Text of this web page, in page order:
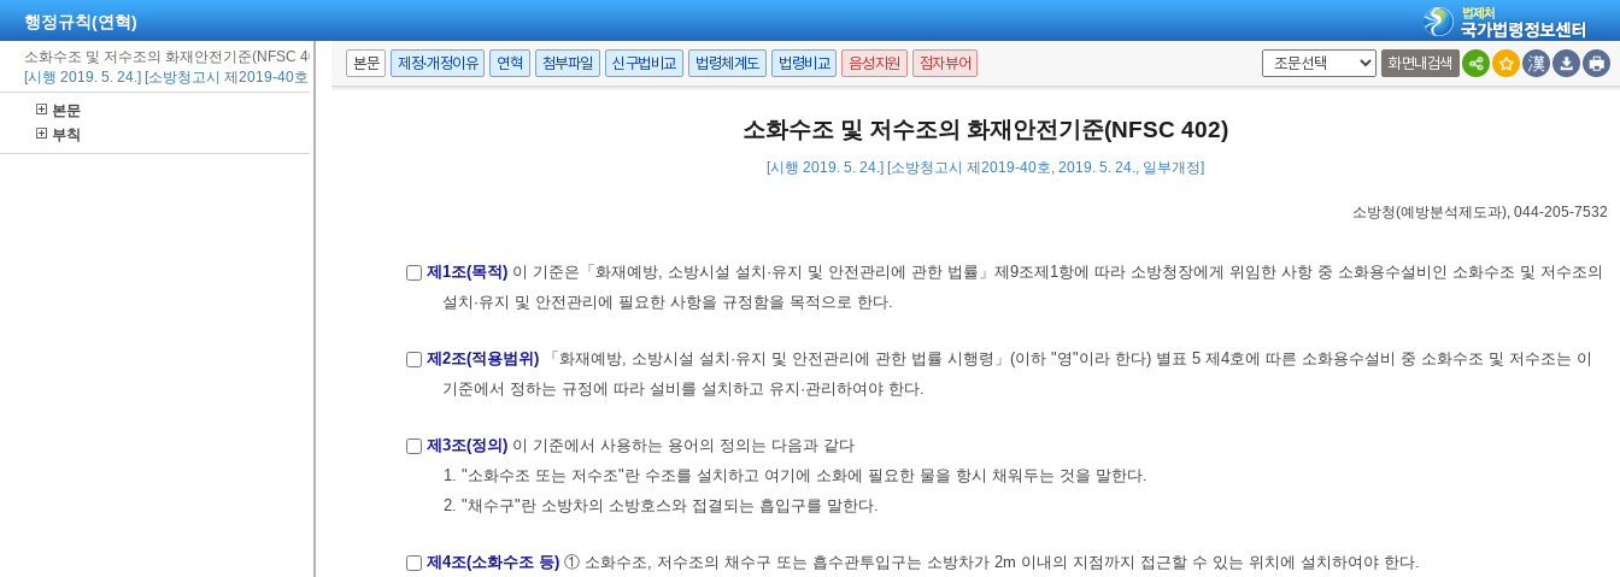
행정규칙(연혁)
소화수조 및 저수조의 화재안전기준(NFSC 402)
[시행 2019. 5. 24.] [소방청고시 제2019-40호, 2019. 5. 24., 일부개정]
본문
부칙
본문 제정·개정이유 연혁 첨부파일 신구법비교 법령체계도 법령비교 음성지원 점자뷰어 화면내검색
소화수조 및 저수조의 화재안전기준(NFSC 402)
[시행 2019. 5. 24.] [소방청고시 제2019-40호, 2019. 5. 24., 일부개정]
소방청(예방분석제도과), 044-205-7532
제1조(목적) 이 기준은「화재예방, 소방시설 설치·유지 및 안전관리에 관한 법률」제9조제1항에 따라 소방청장에게 위임한 사항 중 소화용수설비인 소화수조 및 저수조의
설치·유지 및 안전관리에 필요한 사항을 규정함을 목적으로 한다.
제2조(적용범위) 「화재예방, 소방시설 설치·유지 및 안전관리에 관한 법률 시행령」(이하 "영"이라 한다) 별표 5 제4호에 따른 소화용수설비 중 소화수조 및 저수조는 이
기준에서 정하는 규정에 따라 설비를 설치하고 유지·관리하여야 한다.
제3조(정의) 이 기준에서 사용하는 용어의 정의는 다음과 같다
1. "소화수조 또는 저수조"란 수조를 설치하고 여기에 소화에 필요한 물을 항시 채워두는 것을 말한다.
2. "채수구"란 소방차의 소방호스와 접결되는 흡입구를 말한다.
제4조(소화수조 등) ① 소화수조, 저수조의 채수구 또는 흡수관투입구는 소방차가 2m 이내의 지점까지 접근할 수 있는 위치에 설치하여야 한다.